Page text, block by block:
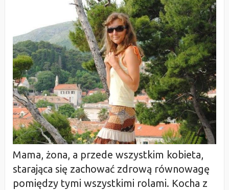
Mama, żona, a przede wszystkim kobieta,
starająca się zachować zdrową równowagę
pomiędzy tymi wszystkimi rolami. Kocha z